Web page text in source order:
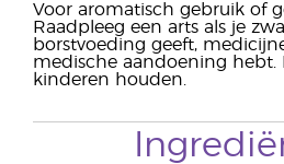
Voor aromatisch gebruik of
Raadpleeg een arts als je
borstvoeding geeft,
medische aandoening hebt.
kinderen houden.